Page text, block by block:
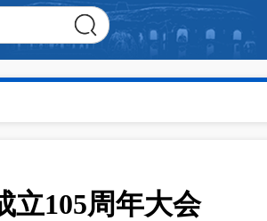
立105周年大会